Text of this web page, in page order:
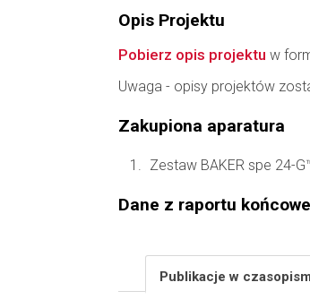
Opis Projektu
Pobierz opis projektu w
Uwaga - opisy projektów
Zakupiona aparatura
Zestaw BAKER spe 24-
Dane z raportu
Publikacje w